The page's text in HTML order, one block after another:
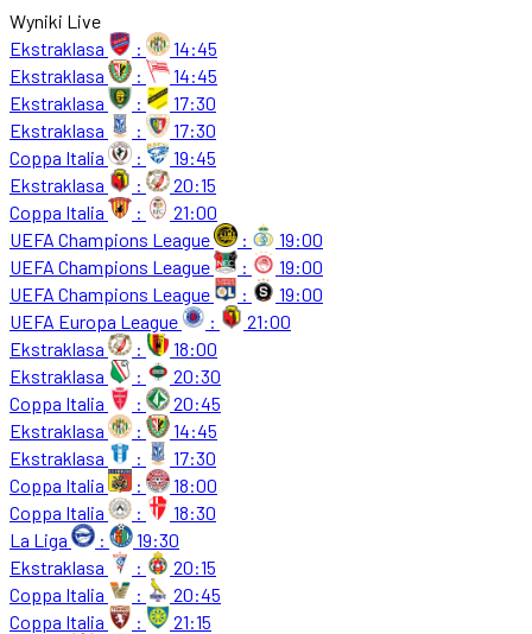
Wyniki Live
Ekstraklasa
:
14:45
Ekstraklasa
:
14:45
Ekstraklasa
:
17:30
Ekstraklasa
:
17:30
Coppa Italia
:
19:45
Ekstraklasa
:
20:15
Coppa Italia
:
21:00
UEFA Champions League
:
19:00
UEFA Champions League
:
19:00
UEFA Champions League
:
19:00
UEFA Europa League
:
21:00
Ekstraklasa
:
18:00
Ekstraklasa
:
20:30
Coppa Italia
:
20:45
Ekstraklasa
:
14:45
Ekstraklasa
:
17:30
Coppa Italia
:
18:00
Coppa Italia
:
18:30
La Liga
:
19:30
Ekstraklasa
:
20:15
Coppa Italia
:
20:45
Coppa Italia
:
21:15